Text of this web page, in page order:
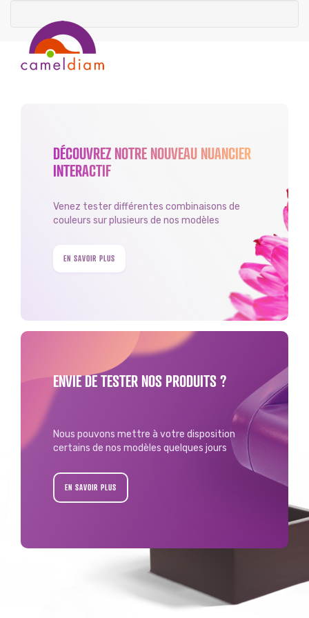
DÉCOUVREZ NOTRE NOUVEAU NUANCIER
INTERACTIF
Venez tester différentes combinaisons de
couleurs sur plusieurs de nos modèles
EN SAVOIR PLUS
ENVIE DE TESTER NOS PRODUITS ?
Nous pouvons mettre à votre disposition
certains de nos modèles quelques jours
EN SAVOIR PLUS